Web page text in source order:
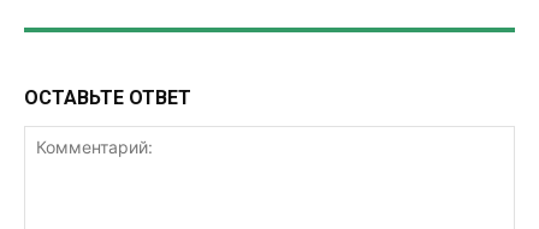
ОСТАВЬТЕ ОТВЕТ